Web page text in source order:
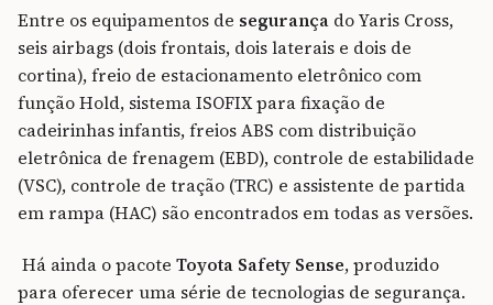
Entre os equipamentos de segurança do Yaris Cross,
seis airbags (dois frontais, dois laterais e dois de
cortina), freio de estacionamento eletrônico com
função Hold, sistema ISOFIX para fixação de
cadeirinhas infantis, freios ABS com distribuição
eletrônica de frenagem (EBD), controle de estabilidade
(VSC), controle de tração (TRC) e assistente de partida
em rampa (HAC) são encontrados em todas as versões.
Há ainda o pacote Toyota Safety Sense, produzido
para oferecer uma série de tecnologias de segurança.